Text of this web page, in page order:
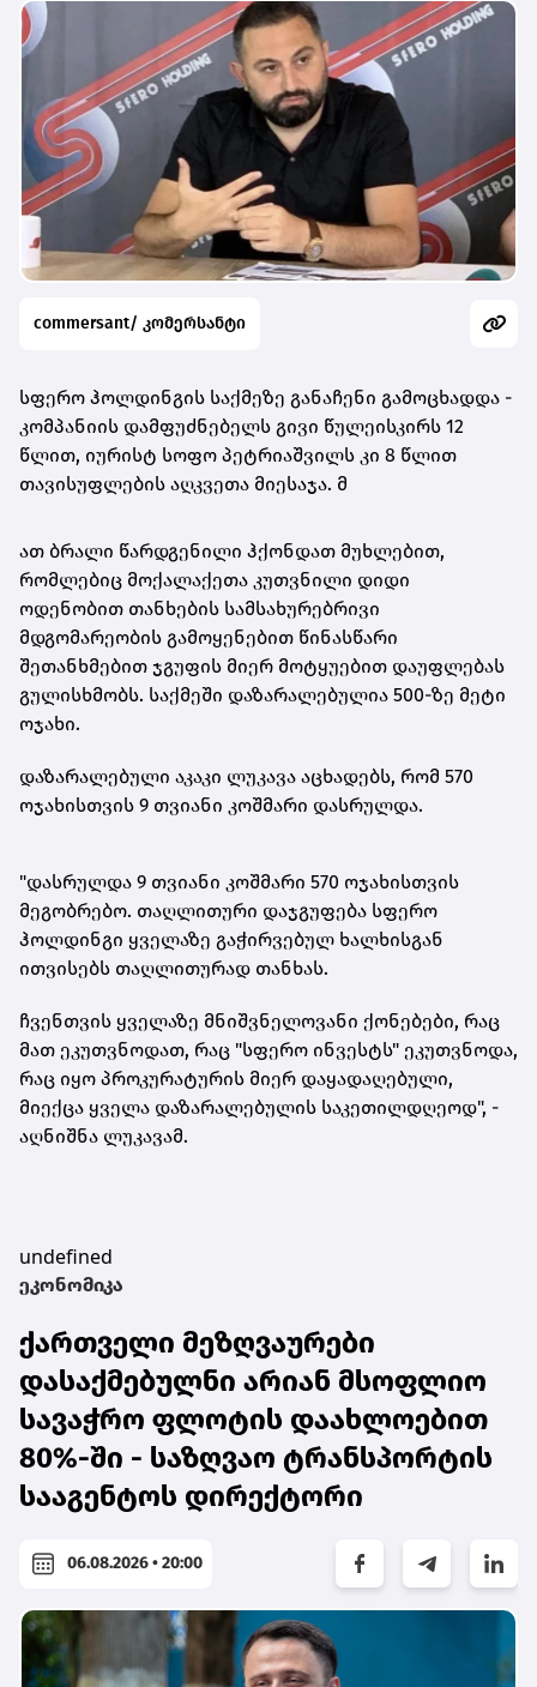
commersant/ კომერსანტი
სფერო ჰოლდინგის საქმეზე განაჩენი გამოცხადდა -
კომპანიის დამფუძნებელს გივი წულეისკირს 12
წლით, იურისტ სოფო პეტრიაშვილს კი 8 წლით
თავისუფლების აღკვეთა მიესაჯა. მ
ათ ბრალი წარდგენილი ჰქონდათ მუხლებით,
რომლებიც მოქალაქეთა კუთვნილი დიდი
ოდენობით თანხების სამსახურებრივი
მდგომარეობის გამოყენებით წინასწარი
შეთანხმებით ჯგუფის მიერ მოტყუებით დაუფლებას
გულისხმობს. საქმეში დაზარალებულია 500-ზე მეტი
ოჯახი.
დაზარალებული აკაკი ლუკავა აცხადებს, რომ 570
ოჯახისთვის 9 თვიანი კოშმარი დასრულდა.
"დასრულდა 9 თვიანი კოშმარი 570 ოჯახისთვის
მეგობრებო. თაღლითური დაჯგუფება სფერო
ჰოლდინგი ყველაზე გაჭირვებულ ხალხისგან
ითვისებს თაღლითურად თანხას.
ჩვენთვის ყველაზე მნიშვნელოვანი ქონებები, რაც
მათ ეკუთვნოდათ, რაც "სფერო ინვესტს" ეკუთვნოდა,
რაც იყო პროკურატურის მიერ დაყადაღებული,
მიექცა ყველა დაზარალებულის საკეთილდღეოდ", -
აღნიშნა ლუკავამ.
undefined
ეკონომიკა
ქართველი მეზღვაურები
დასაქმებულნი არიან მსოფლიო
სავაჭრო ფლოტის დაახლოებით
80%-ში - საზღვაო ტრანსპორტის
სააგენტოს დირექტორი
06.08.2026 • 20:00